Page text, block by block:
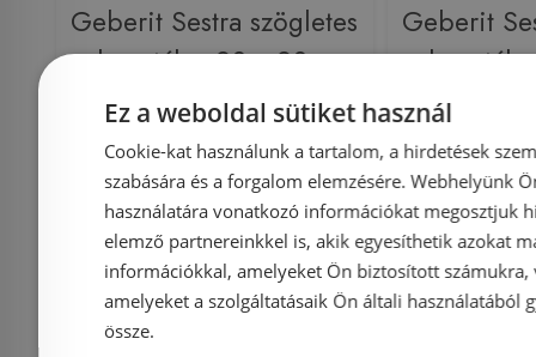
Geberit Sestra szögletes
zuhanytálca 90 x 90 cm,
sturkturált pala, fehér
550.250.00.2
Azonosító: 181831
Cikkszám: 550.250.00.2
197 824 Ft 191 890 Ft
Geberit
Ez a weboldal sütiket használ
Cookie-kat használunk a tartalom, a hirdetések
szabására és a forgalom elemzésére. Webhelyünk
használatára vonatkozó információkat megosztjuk
elemző partnereinkkel is, akik egyesíthetik azokat
információkkal, amelyeket Ön biztosított számukra,
amelyeket a szolgáltatásaik Ön általi használatából
össze.